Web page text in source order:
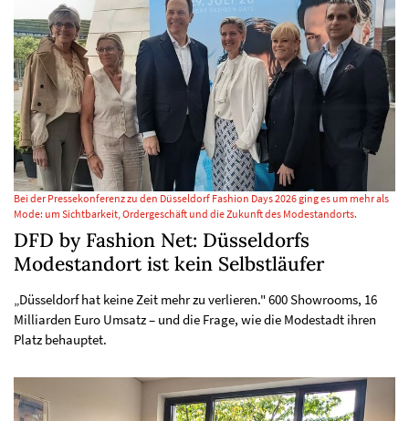
Bei der Pressekonferenz zu den Düsseldorf Fashion Days 2026 ging es um mehr als
Mode: um Sichtbarkeit, Ordergeschäft und die Zukunft des Modestandorts.
DFD by Fashion Net: Düsseldorfs
Modestandort ist kein Selbstläufer
„Düsseldorf hat keine Zeit mehr zu verlieren." 600 Showrooms, 16
Milliarden Euro Umsatz – und die Frage, wie die Modestadt ihren
Platz behauptet.